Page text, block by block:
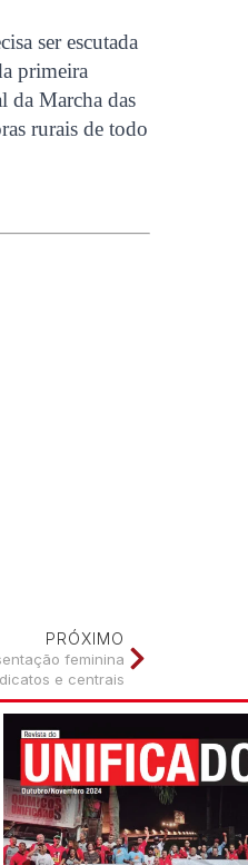
ser escutada
primeira
da Marcha das
rurais de todo
PRÓXIMO
feminina
e centrais